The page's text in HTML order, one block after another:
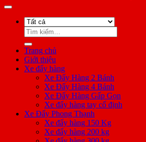
Tìm
kiếm:
Trang chủ
Giới thiệu
Xe đẩy hàng
Xe Đẩy Hàng 2 Bánh
Xe Đẩy Hàng 4 Bánh
Xe Đẩy Hàng Gấp Gọn
Xe đẩy hàng tay cố định
Xe Đẩy Phong Thạnh
Xe đẩy hàng 150 Kg
Xe đẩy hàng 200 kg